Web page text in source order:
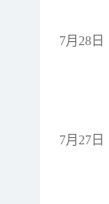
7月28日
7月27日